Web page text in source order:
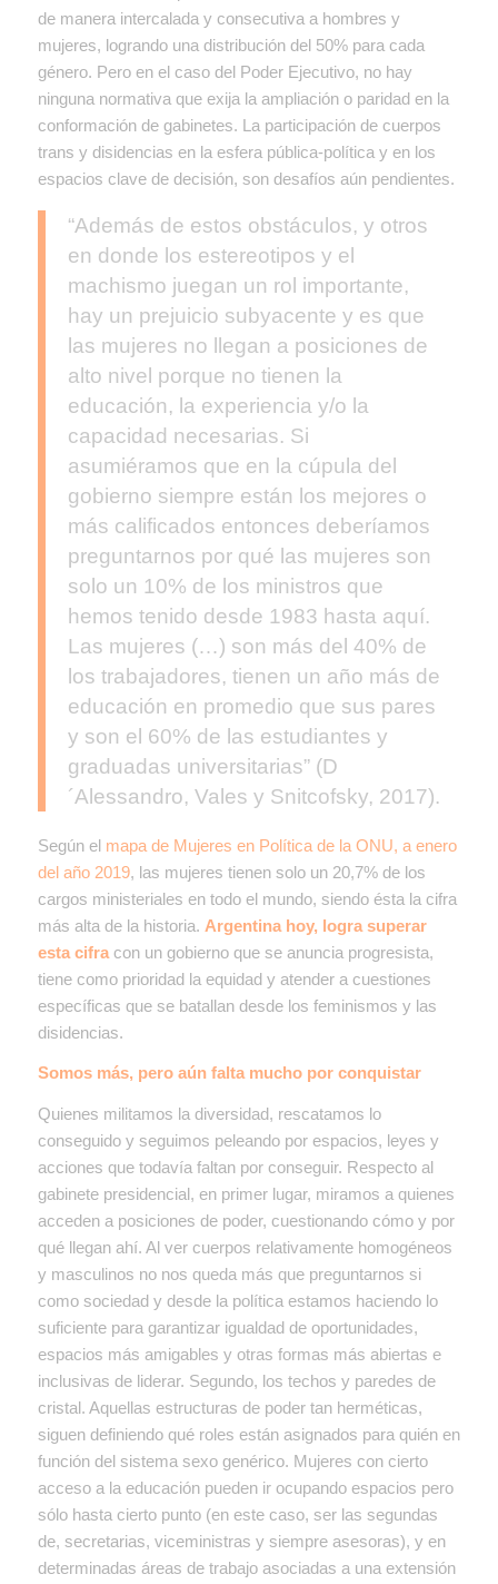
de manera intercalada y consecutiva a hombres y
mujeres, logrando una distribución del 50% para cada
género. Pero en el caso del Poder Ejecutivo, no hay
ninguna normativa que exija la ampliación o paridad en la
conformación de gabinetes. La participación de cuerpos
trans y disidencias en la esfera pública-política y en los
espacios clave de decisión, son desafíos aún pendientes.
“Además de estos obstáculos, y otros
en donde los estereotipos y el
machismo juegan un rol importante,
hay un prejuicio subyacente y es que
las mujeres no llegan a posiciones de
alto nivel porque no tienen la
educación, la experiencia y/o la
capacidad necesarias. Si
asumiéramos que en la cúpula del
gobierno siempre están los mejores o
más calificados entonces deberíamos
preguntarnos por qué las mujeres son
solo un 10% de los ministros que
hemos tenido desde 1983 hasta aquí.
Las mujeres (…) son más del 40% de
los trabajadores, tienen un año más de
educación en promedio que sus pares
y son el 60% de las estudiantes y
graduadas universitarias” (D
´Alessandro, Vales y Snitcofsky, 2017).
Según el mapa de Mujeres en Política de la ONU, a enero
del año 2019, las mujeres tienen solo un 20,7% de los
cargos ministeriales en todo el mundo, siendo ésta la cifra
más alta de la historia. Argentina hoy, logra superar
esta cifracon un gobierno que se anuncia progresista,
tiene como prioridad la equidad y atender a cuestiones
específicas que se batallan desde los feminismos y las
disidencias.
Somos más, pero aún falta mucho por conquistar
Quienes militamos la diversidad, rescatamos lo
conseguido y seguimos peleando por espacios, leyes y
acciones que todavía faltan por conseguir. Respecto al
gabinete presidencial, en primer lugar, miramos a quienes
acceden a posiciones de poder, cuestionando cómo y por
qué llegan ahí. Al ver cuerpos relativamente homogéneos
y masculinos no nos queda más que preguntarnos si
como sociedad y desde la política estamos haciendo lo
suficiente para garantizar igualdad de oportunidades,
espacios más amigables y otras formas más abiertas e
inclusivas de liderar. Segundo, los techos y paredes de
cristal. Aquellas estructuras de poder tan herméticas,
siguen definiendo qué roles están asignados para quién en
función del sistema sexo genérico. Mujeres con cierto
acceso a la educación pueden ir ocupando espacios pero
sólo hasta cierto punto (en este caso, ser las segundas
de, secretarias, viceministras y siempre asesoras), y en
determinadas áreas de trabajo asociadas a una extensión